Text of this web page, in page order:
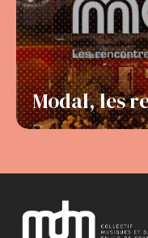
Modal, les